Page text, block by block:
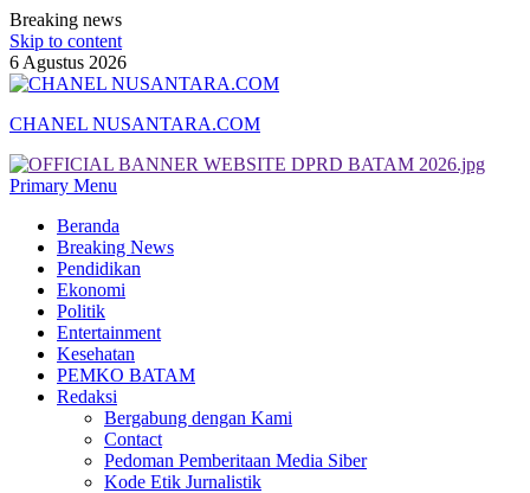
Breaking news
Skip to content
6 Agustus 2026
CHANEL NUSANTARA.COM
Primary Menu
Beranda
Breaking News
Pendidikan
Ekonomi
Politik
Entertainment
Kesehatan
PEMKO BATAM
Redaksi
Bergabung dengan Kami
Contact
Pedoman Pemberitaan Media Siber
Kode Etik Jurnalistik